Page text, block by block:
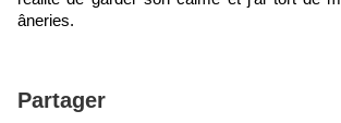
âneries.
Partager